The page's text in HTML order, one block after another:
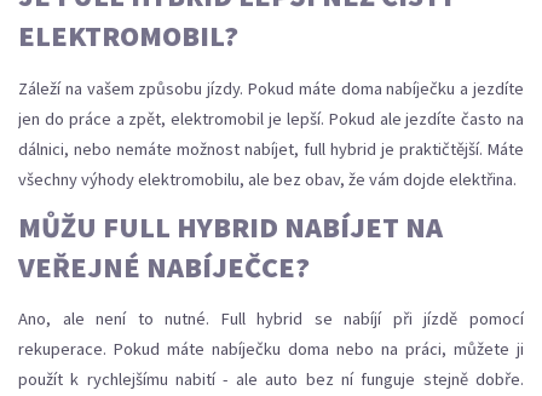
ELEKTROMOBIL?
Záleží na vašem způsobu jízdy. Pokud máte doma nabíječku a jezdíte
jen do práce a zpět, elektromobil je lepší. Pokud ale jezdíte často na
dálnici, nebo nemáte možnost nabíjet, full hybrid je praktičtější. Máte
všechny výhody elektromobilu, ale bez obav, že vám dojde elektřina.
MŮŽU FULL HYBRID NABÍJET NA
VEŘEJNÉ NABÍJEČCE?
Ano, ale není to nutné. Full hybrid se nabíjí při jízdě pomocí
rekuperace. Pokud máte nabíječku doma nebo na práci, můžete ji
použít k rychlejšímu nabití - ale auto bez ní funguje stejně dobře.